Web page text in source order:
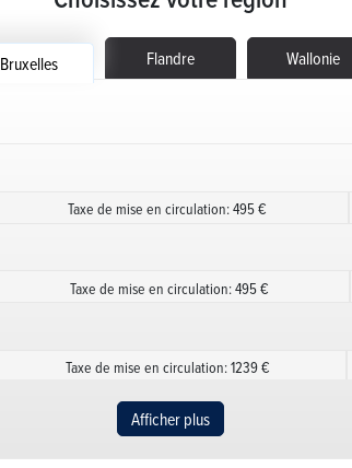
Bruxelles Flandre Wallonie
Taxe de mise en circulation: 495 €
Taxe de mise en circulation: 495 €
Taxe de mise en circulation: 1239 €
Afficher plus